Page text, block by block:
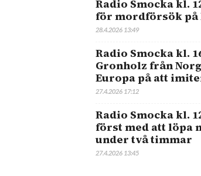
Radio Smocka kl.
för mordförsök på
28.4.2026 13:49
Radio Smocka kl.
Gronholz från
Europa på att
27.4.2026 17:12
Radio Smocka kl.
först med att löpa
under två timmar
27.4.2026 13:45